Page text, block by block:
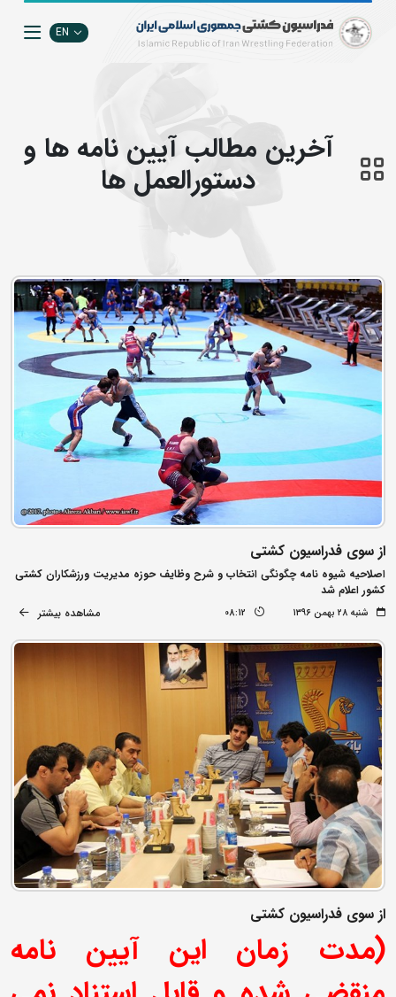
EN
آخرین مطالب آیین نامه ها و
دستورالعمل ها
از سوی فدراسیون کشتی
اصلاحیه شیوه نامه چگونگی انتخاب و شرح وظایف حوزه مدیریت ورزشکاران کشتی
کشور اعلام شد
شنبه ۲۸ بهمن ۱۳۹۶ 08:12 مشاهده بیشتر
از سوی فدراسیون کشتی
(مدت زمان این آیین نامه